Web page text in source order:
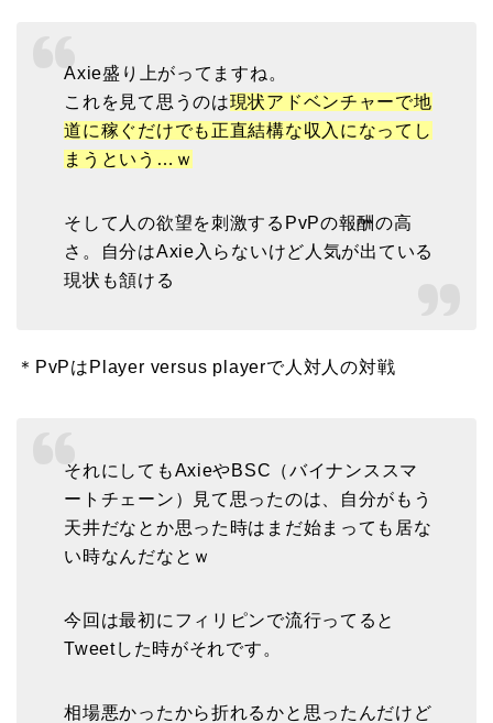
Axie盛り上がってますね。
これを見て思うのは現状アドベンチャーで地
道に稼ぐだけでも正直結構な収入になってし
まうという…ｗ
そして人の欲望を刺激するPvPの報酬の高
さ。自分はAxie入らないけど人気が出ている
現状も頷ける
＊PvPはPlayer versus playerで人対人の対戦
それにしてもAxieやBSC（バイナンススマ
ートチェーン）見て思ったのは、自分がもう
天井だなとか思った時はまだ始まっても居な
い時なんだなとｗ
今回は最初にフィリピンで流行ってると
Tweetした時がそれです。
相場悪かったから折れるかと思ったんだけど